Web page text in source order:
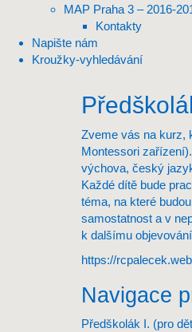
MAP Praha 3 – 2016-
Kontakty
Napište nám
Kroužky-vyhledávání
Zveme vás na kurz,
Montessori
výchova, český
Každé dítě bude
téma, na které
samostatnost a v
k dalšímu
https://
Navigace
Předškolák I. (pro